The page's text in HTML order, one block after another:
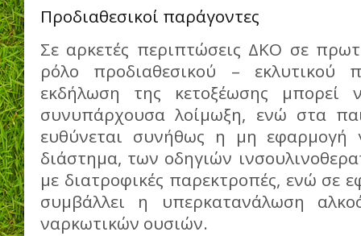
Προδιαθεσικοί παράγοντες
Σε αρκετές περιπτώσεις ΔΚΟ σε
ρόλο προδιαθεσικού – εκλυτικού
εκδήλωση της κετοξέωσης μπορεί
συνυπάρχουσα λοίμωξη, ενώ στα
ευθύνεται συνήθως η μη εφαρμογή
διάστημα, των οδηγιών
με διατροφικές παρεκτροπές, ενώ σε
συμβάλλει η υπερκατανάλωση
ναρκωτικών ουσιών.